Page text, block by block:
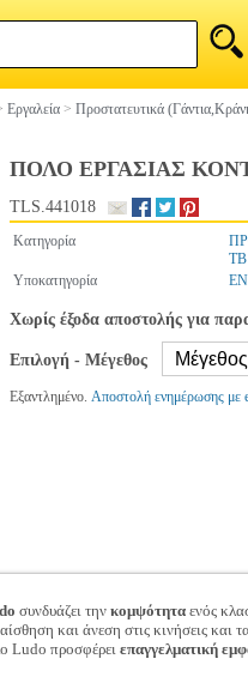
Εργαλεία > Προστατευτικά
ΠΟΛΟ ΕΡΓΑΣΙΑΣ
TLS.441018
Κατηγορία
Υποκατηγορία
Χωρίς έξοδα αποστολής για
Επιλογή - Μέγεθος
Εξαντλημένο. Αποστολή ενημέρωσης με
συνδυάζει την κομψότητα ενός
και άνεση στις κινήσεις και
Ludo προσφέρει επαγγελματική